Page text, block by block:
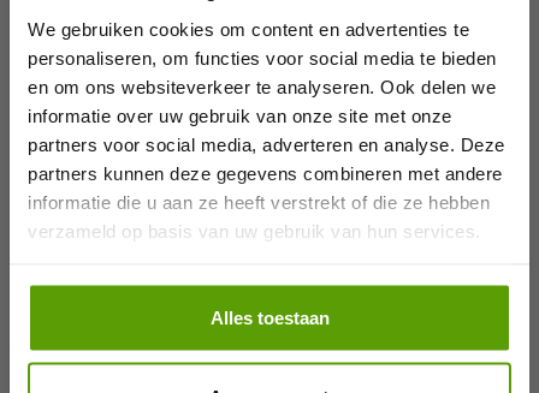
We gebruiken cookies om content en advertenties te
personaliseren, om functies voor social media te bieden
en om ons websiteverkeer te analyseren. Ook delen we
informatie over uw gebruik van onze site met onze
partners voor social media, adverteren en analyse. Deze
partners kunnen deze gegevens combineren met andere
informatie die u aan ze heeft verstrekt of die ze hebben
verzameld op basis van uw gebruik van hun services.
Alles toestaan
SKU: F60WOLK9
FOTOPRINT AFBEELDING WOLK |
VERDEELD OVER 9 PANELEN | 595
X 595 MM
Geschikt voor 60x60
Past in opbouwframe
SKU: F60WOLK6
FOTOPRINT AFBEELDING WOLK |
VERDEELD OVER 6 PANELEN | 595
Geschikt voor 60x60
Geprint op acrylaat
Past in opbouwframe
Welkom bij Verlichtinggroothandel!
Schrijf je in voor onze nieuwsbrief en ontvang 5%
korting op je eerste bestelling.
Email